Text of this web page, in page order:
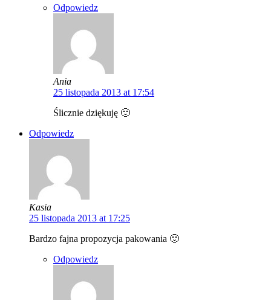
Odpowiedz
Ania
25 listopada 2013 at 17:54
Ślicznie dziękuję 🙂
Odpowiedz
Kasia
25 listopada 2013 at 17:25
Bardzo fajna propozycja pakowania 🙂
Odpowiedz